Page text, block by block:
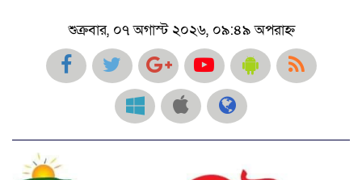
শুক্রবার, ০৭ অগাস্ট ২০২৬, ০৯:৪৯ অপরাহ্ন